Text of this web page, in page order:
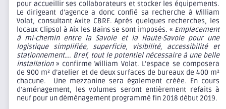
pour accueillir ses collaborateurs et stocker les équipements.
Le dirigeant d’agence a donc confié sa recherche à William
Volat, consultant Axite CBRE. Après quelques recherches, les
locaux Clipsol à Aix les Bains se sont imposés. « Emplacement
à mi-chemin entre la Savoie et la Haute-Savoie pour une
logistique simplifiée, superficie, visibilité, accessibilité et
stationnement…. Bref, tout le potentiel nécessaire à une belle
installation» confirme William Volat. L’espace se composera
de 900 m² d’atelier et de deux surfaces de bureaux de 400 m²
chacune. Une mezzanine sera également créée. En cours
d’aménagement, les volumes seront entièrement refaits à
neuf pour un déménagement programmé fin 2018 début 2019.